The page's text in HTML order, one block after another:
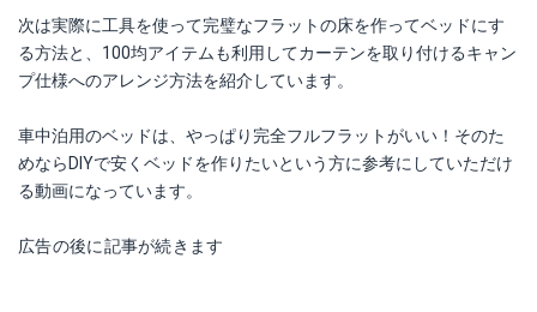
次は実際に工具を使って完璧なフラットの床を作ってベッドにす
る方法と、100均アイテムも利用してカーテンを取り付けるキャン
プ仕様へのアレンジ方法を紹介しています。
車中泊用のベッドは、やっぱり完全フルフラットがいい！そのた
めならDIYで安くベッドを作りたいという方に参考にしていただけ
る動画になっています。
広告の後に記事が続きます